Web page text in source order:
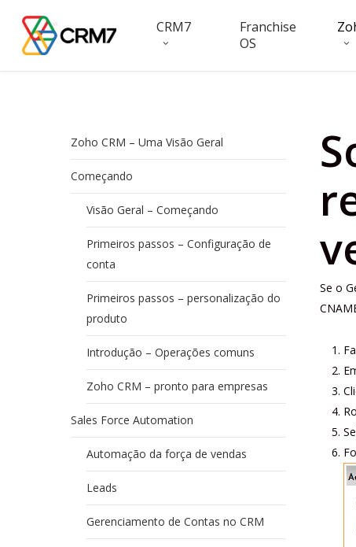
main
CRM7
Franchise
OS
Se o
Zoho CRM – Uma Visão Geral
Começando
Visão Geral – Começando
Primeiros passos – Configuração de
conta
Primeiros passos – personalização do
produto
Introdução – Operações comuns
Zoho CRM – pronto para empresas
Sales Force Automation
Automação da força de vendas
Leads
Gerenciamento de Contas no CRM